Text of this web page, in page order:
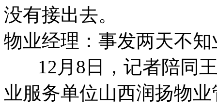
没有接出去。
物业经理：事发两天不
12月8日，记者陪同
业服务单位山西润扬物